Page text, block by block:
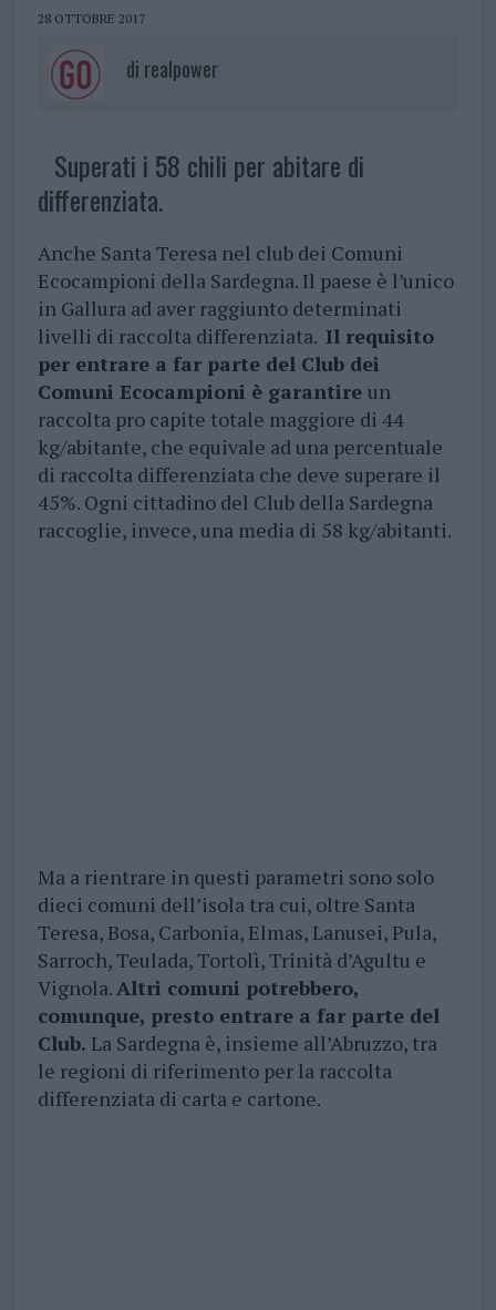
28 OTTOBRE 2017
di realpower
Superati i 58 chili per abitare di
differenziata.
Anche Santa Teresa nel club dei Comuni
Ecocampioni della Sardegna. Il paese è l’unico
in Gallura ad aver raggiunto determinati
livelli di raccolta differenziata. Il requisito
per entrare a far parte del Club dei
Comuni Ecocampioni è garantire un
raccolta pro capite totale maggiore di 44
kg/abitante, che equivale ad una percentuale
di raccolta differenziata che deve superare il
45%. Ogni cittadino del Club della Sardegna
raccoglie, invece, una media di 58 kg/abitanti.
Ma a rientrare in questi parametri sono solo
dieci comuni dell’isola tra cui, oltre Santa
Teresa, Bosa, Carbonia, Elmas, Lanusei, Pula,
Sarroch, Teulada, Tortolì, Trinità d’Agultu e
Vignola.Altri comuni potrebbero,
comunque, presto entrare a far parte del
Club. La Sardegna è, insieme all’Abruzzo, tra
le regioni di riferimento per la raccolta
differenziata di carta e cartone.